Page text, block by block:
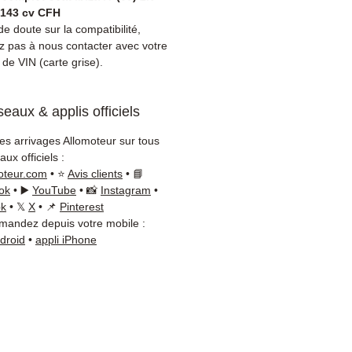
coût de réparation
à celui d'un échange
:Avant commande,
sur votre véhicule
équipe technique
par WhatsApp au
71 66 54pour toute
& garantie :Expédition en
ouvrés en France
livraison gratuite
cv CFH
doute sur la compatibilité,
pas à nous contacter avec votre
VIN (carte grise).
& applis officiels
arrivages Allomoteur sur tous
officiels :
• ⭐ Avis clients • 📘
• ▶️ YouTube • 📸 Instagram •
• 𝕏 X • 📌 Pinterest
depuis votre mobile :
• appli iPhone